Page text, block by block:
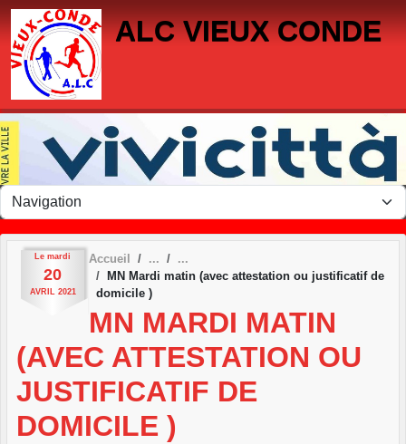
ALC VIEUX CONDE
Le mardi
20
AVRIL 2021
Accueil
MN Mardi matin (avec attestation ou justificatif de
domicile )
MN MARDI MATIN
(AVEC ATTESTATION OU
JUSTIFICATIF DE
DOMICILE )
Panneau de gestion des cookies